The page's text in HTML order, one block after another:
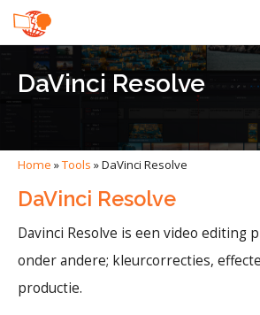
DaVinci Resolve
Home »Tools »DaVinci Resolve
DaVinci Resolve
Davinci Resolve is een video editing
onder andere; kleurcorrecties,
productie.